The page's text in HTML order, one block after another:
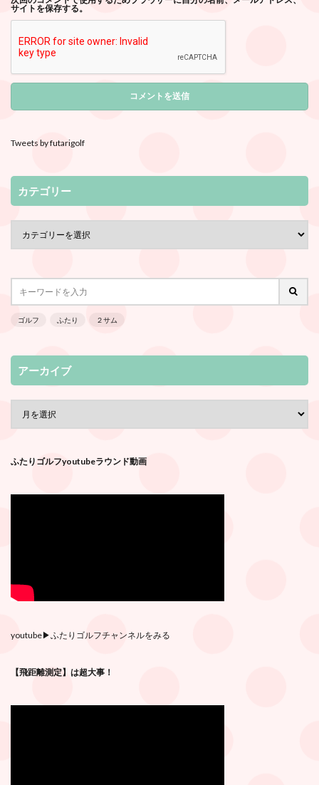
サイトを保存する。
Tweets by futarigolf
カテゴリー
ゴルフ ふたり ２サム
アーカイブ
ふたりゴルフyoutubeラウンド動画
youtube▶︎ふたりゴルフチャンネルをみる
【飛距離測定】は超大事！